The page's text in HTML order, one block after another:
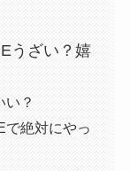
うざい？嬉
い？
で絶対にやっ